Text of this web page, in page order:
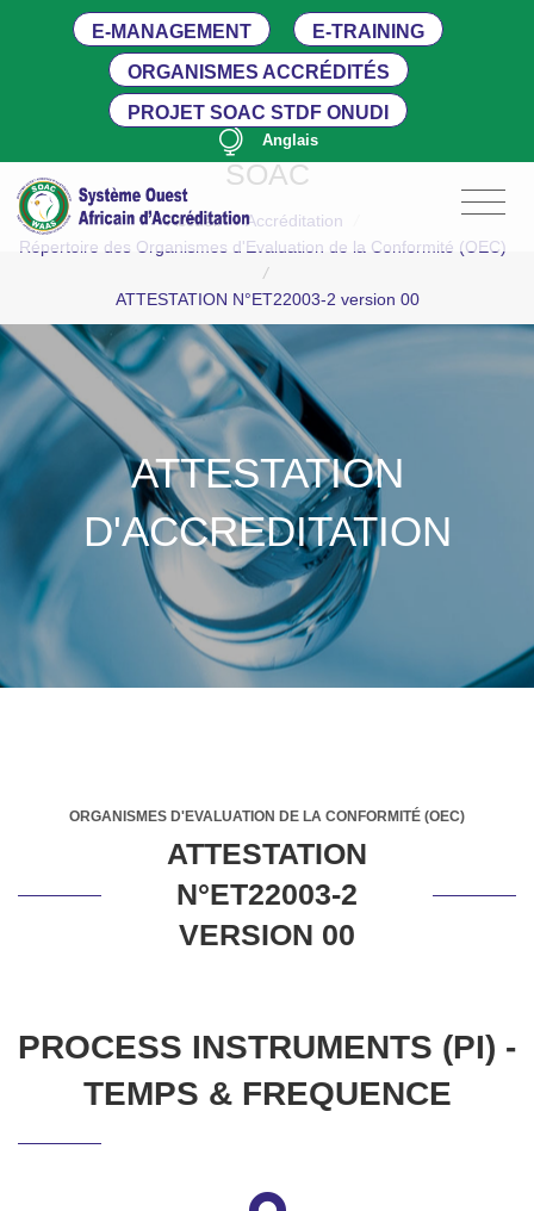
E-MANAGEMENT
E-TRAINING
ORGANISMES ACCRÉDITÉS
PROJET SOAC STDF ONUDI
Anglais
SOAC
Accueil / Accréditation
Répertoire des Organismes d'Evaluation de la Conformité (OEC)
/
ATTESTATION N°ET22003-2 version 00
ATTESTATION
D'ACCREDITATION
ORGANISMES D'EVALUATION DE LA CONFORMITÉ (OEC)
ATTESTATION
N°ET22003-2
VERSION 00
PROCESS INSTRUMENTS (PI) -
TEMPS & FREQUENCE